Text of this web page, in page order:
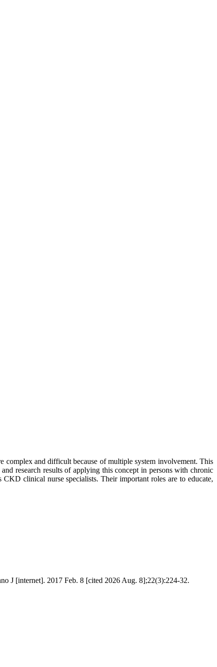
complex and difficult because of multiple system involvement. This
research results of applying this concept in persons with chronic
clinical nurse specialists. Their important roles are to educate,
J [internet]. 2017 Feb. 8 [cited 2026 Aug. 8];22(3):224-32.